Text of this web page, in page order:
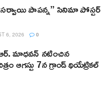
పాపన్న” సినిమా పోస్టర్
6, 2026 0
మాధవన్‌ నటించిన
ఆగస్టు 7న గ్రాండ్ థియేట్రికల్